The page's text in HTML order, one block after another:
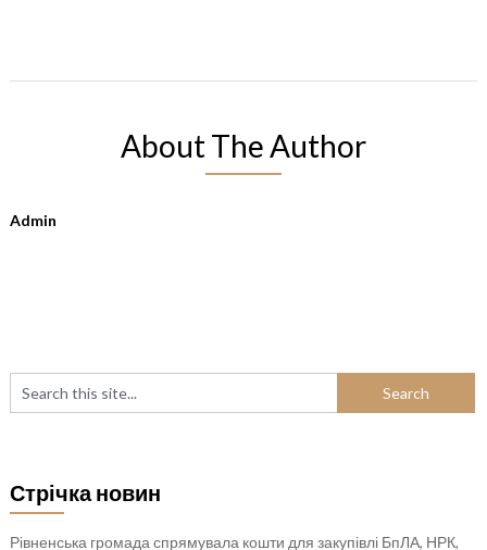
About The Author
Admin
Стрічка новин
Рівненська громада спрямувала кошти для закупівлі БпЛА, НРК,